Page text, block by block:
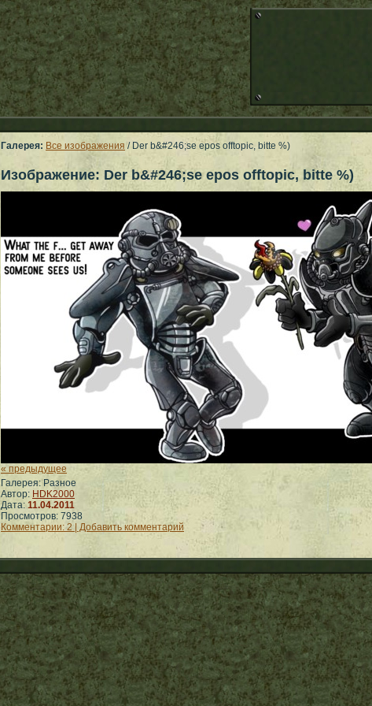
Галерея: Все изображения / Der b&#246;se epos offtopic, bitte %)
Изображение: Der b&#246;se epos offtopic, bitte %)
« предыдущее
Галерея: Разное
Автор: HDK2000
Дата: 11.04.2011
Просмотров: 7938
Комментарии: 2 | Добавить комментарий